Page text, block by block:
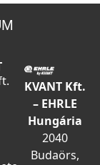
KVANT Kft.
– EHRLE
Hungária
2040
Budaörs,